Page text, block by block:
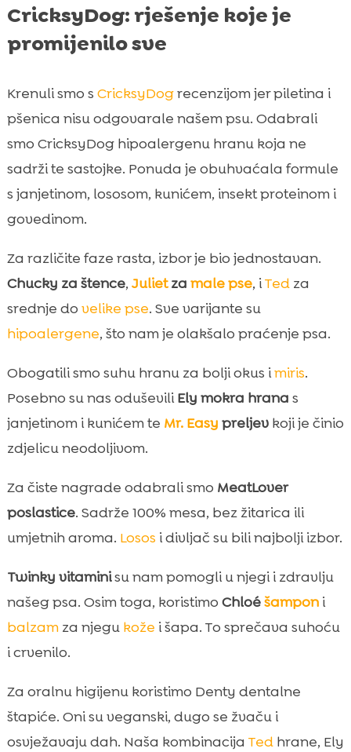
CricksyDog: rješenje koje je
promijenilo sve
Krenuli smo s CricksyDogrecenzijom jer piletina i
pšenica nisu odgovarale našem psu. Odabrali
smo CricksyDog hipoalergenu hranu koja ne
sadrži te sastojke. Ponuda je obuhvaćala formule
s janjetinom, lososom, kunićem, insekt proteinom i
govedinom.
Za različite faze rasta, izbor je bio jednostavan.
Chucky za štence, Julietza male pse, iTedza
srednje do velike pse. Sve varijante su
hipoalergene, što nam je olakšalo praćenje psa.
Obogatili smo suhu hranu za bolji okus imiris.
Posebno su nas oduševiliEly mokra hrana s
janjetinom i kunićem te Mr. Easy preljevkoji je činio
zdjelicu neodoljivom.
Za čiste nagrade odabrali smo MeatLover
poslastice. Sadrže 100% mesa, bez žitarica ili
umjetnih aroma. Losos i divljač su bili najbolji izbor.
Twinky vitaminisu nam pomogli u njegi i zdravlju
našeg psa. Osim toga, koristimo Chloéšamponi
balzamza njegu kože i šapa. To sprečava suhoću
i crvenilo.
Za oralnu higijenu koristimo Denty dentalne
štapiće. Oni su veganski, dugo se žvaču i
osvježavaju dah. Naša kombinacija Tedhrane, Ely